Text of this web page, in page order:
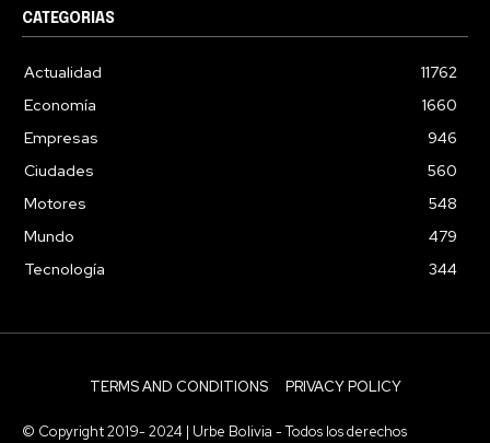
CATEGORIAS
Actualidad
11762
Economía
1660
Empresas
946
Ciudades
560
Motores
548
Mundo
479
Tecnología
344
TERMS AND CONDITIONS PRIVACY POLICY
© Copyright 2019- 2024 | Urbe Bolivia - Todos los derechos